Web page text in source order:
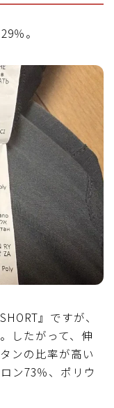
％。
』ですが、
したがって、伸
ンの比率が高い
ン73％、ポリウ